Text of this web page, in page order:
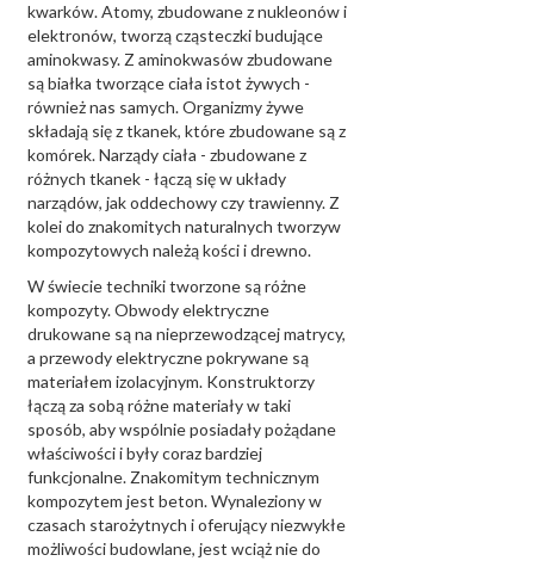
kwarków. Atomy, zbudowane z nukleonów i
elektronów, tworzą cząsteczki budujące
aminokwasy. Z aminokwasów zbudowane
są białka tworzące ciała istot żywych -
również nas samych. Organizmy żywe
składają się z tkanek, które zbudowane są z
komórek. Narządy ciała - zbudowane z
różnych tkanek - łączą się w układy
narządów, jak oddechowy czy trawienny. Z
kolei do znakomitych naturalnych tworzyw
kompozytowych należą kości i drewno.
W świecie techniki tworzone są różne
kompozyty. Obwody elektryczne
drukowane są na nieprzewodzącej matrycy,
a przewody elektryczne pokrywane są
materiałem izolacyjnym. Konstruktorzy
łączą za sobą różne materiały w taki
sposób, aby wspólnie posiadały pożądane
właściwości i były coraz bardziej
funkcjonalne. Znakomitym technicznym
kompozytem jest beton. Wynaleziony w
czasach starożytnych i oferujący niezwykłe
możliwości budowlane, jest wciąż nie do